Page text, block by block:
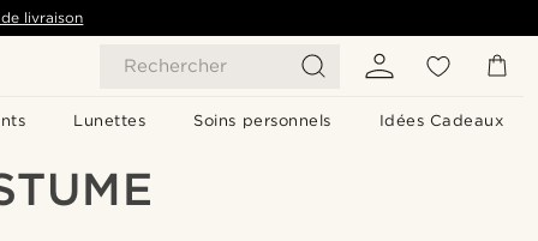
Rechercher
Lunettes Soins personnels Idées Cadeaux
livraison